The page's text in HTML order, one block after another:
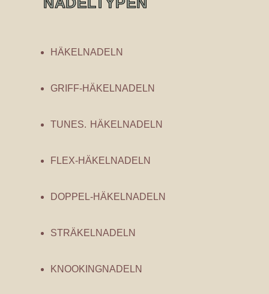
HÄKELNADELN
GRIFF-HÄKELNADELN
TUNES. HÄKELNADELN
FLEX-HÄKELNADELN
DOPPEL-HÄKELNADELN
STRÄKELNADELN
KNOOKINGNADELN